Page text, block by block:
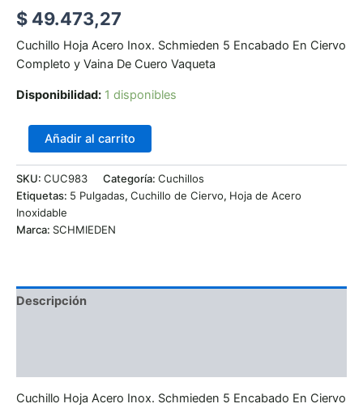
$ 49.473,27
Cuchillo Hoja Acero Inox. Schmieden 5 Encabado En Ciervo
Completo y Vaina De Cuero Vaqueta
Disponibilidad: 1 disponibles
Añadir al carrito
SKU: CUC983 Categoría: Cuchillos
Etiquetas: 5 Pulgadas, Cuchillo de Ciervo, Hoja de Acero
Inoxidable
Marca: SCHMIEDEN
Descripción
Cuchillo Hoja Acero Inox. Schmieden 5 Encabado En Ciervo